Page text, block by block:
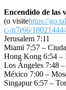
Encendido de las
(o visitehttps://
c-/n7r66/
Jerusalem 7:11
Miami 7:57 –
Hong Kong 6:54 –
Los Ángeles 7:48
México 7:00 –
Singapur 6:57 –